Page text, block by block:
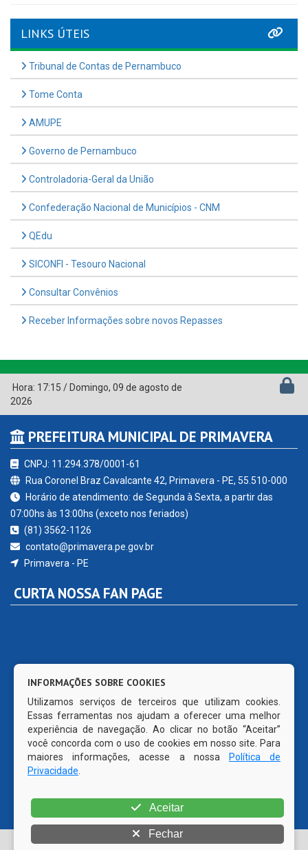
Governo de Pernambuco
Controladoria-Geral da União
Confederação Nacional de Municípios - CNM
QEdu
SICONFI - Tesouro Nacional
Consultar Convênios
Receber Informações sobre novos Repasses
Hora:17:15/ Domingo ,09 de agosto de
PREFEITURA MUNICIPAL DE PRIMAVERA
Rua Coronel Braz Cavalcante 42, Primavera - PE, 55.510-000
Horário de atendimento: de Segunda à Sexta, a partir das
07:00hs às 13:00hs (exceto nos feriados)
Primavera - PE
CURTA NOSSA FAN PAGE
© Copyright 2026 Prefeitura Municipal de Primavera | Todos
os direitos reservados | CMS código aberto WordPress
INFORMAÇÕES SOBRE COOKIES
Utilizamos serviços de terceiros que utilizam cookies.
Essas ferramentas nos ajudam a oferecer uma melhor
experiência de navegação. Ao clicar no botão “Aceitar”
você concorda com o uso de cookies em nosso site. Para
maiores informações, acesse a nossa
Política de
Privacidade
Aceitar
Fechar